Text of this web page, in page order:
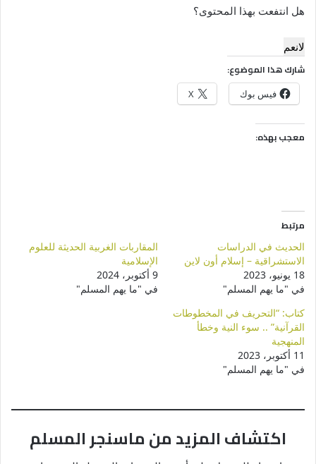
هل انتفعت بهذا المحتوى؟
لانعم
شارك هذا الموضوع:
فيس بوك X
معجب بهذه:
مرتبط
الحديث في الدراسات
الاستشراقية – إسلام أون لاين
18 يونيو، 2023
في "ما يهم المسلم"
المقاربات الغربية الحديثة للعلوم
الإسلامية
9 أكتوبر، 2024
في "ما يهم المسلم"
كتاب: “التحريف في المخطوطات
القرآنية” .. سوء النية وخطأ
المنهجية
11 أكتوبر، 2023
في "ما يهم المسلم"
اكتشاف المزيد من ماسنجر المسلم